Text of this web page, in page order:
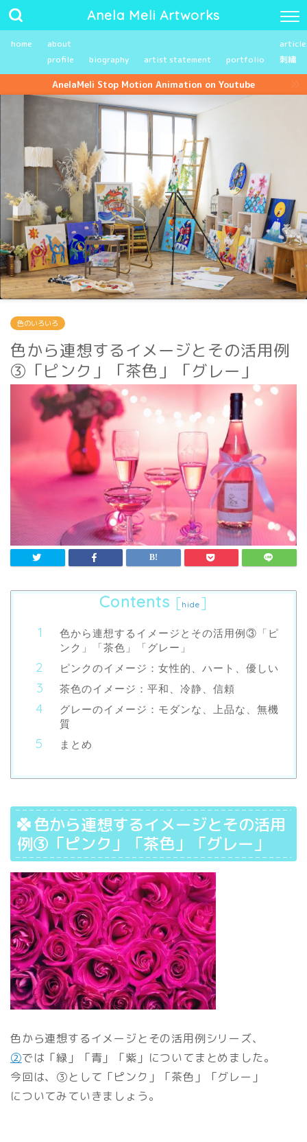
Anela Meli Artworks
home
about
profile
biography artist statement portfolio
刺繍
AnelaMeli Stop Motion Animation on Youtube
色のいろいろ
色から連想するイメージとその活用例
③「ピンク」「茶色」「グレー」
Contents [hide ]
色から連想するイメージとその活用例③「ピ
ンク」「茶色」「グレー」
ピンクのイメージ：女性的、ハート、優しい
茶色のイメージ：平和、冷静、信頼
グレーのイメージ：モダンな、上品な、無機
質
まとめ
色から連想するイメージとその活用
例③「ピンク」「茶色」「グレー」
色から連想するイメージとその活用例シリーズ、
②では「緑」「青」「紫」についてまとめました。
今回は、③として「ピンク」「茶色」「グレー」
についてみていきましょう。